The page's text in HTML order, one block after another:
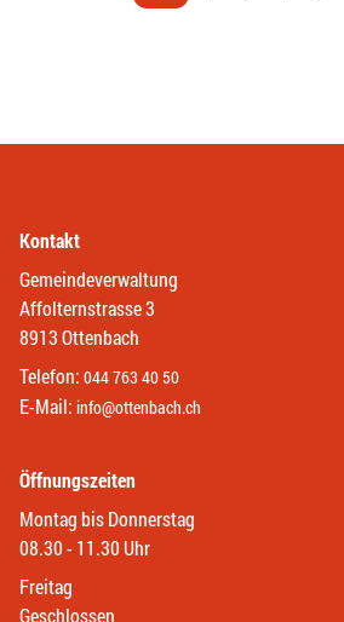
Kontakt
Gemeindeverwaltung
Affolternstrasse 3
8913 Ottenbach
Telefon: 044 763 40 50
E-Mail: info@ottenbach.ch
Öffnungszeiten
Montag bis Donnerstag
08.30 - 11.30 Uhr
Freitag
Geschlossen